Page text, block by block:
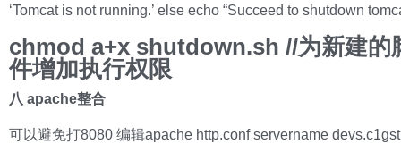
‘Tomcat is not running.’ else echo “Succeed to shutdown
chmod a+x shutdown.sh //为新建的
件增加执行权限
八 apache整合
可以避免打8080 编辑apache http.conf servername